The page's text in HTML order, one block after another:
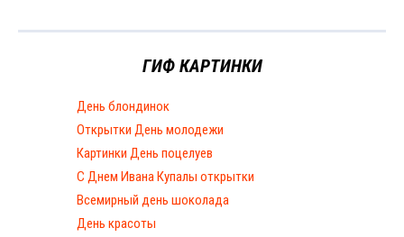
ГИФ КАРТИНКИ
День блондинок
Открытки День молодежи
Картинки День поцелуев
С Днем Ивана Купалы открытки
Всемирный день шоколада
День красоты